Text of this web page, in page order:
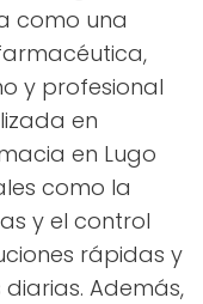
como una
y profesional
en
en Lugo
como la
y el control
rápidas y
Además,